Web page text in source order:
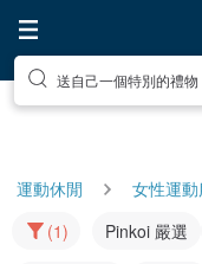
送自己一個特別的禮物
運動休閒 女性運
(1)
Pinkoi 嚴選